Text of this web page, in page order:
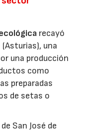
recayó
una
una producción
como
preparadas
de setas o
San José de